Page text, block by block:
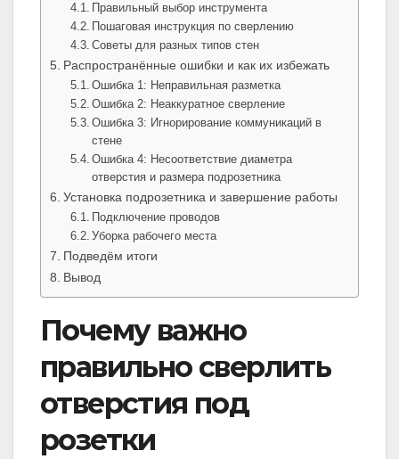
Правильный выбор инструмента
Пошаговая инструкция по сверлению
Советы для разных типов стен
Распространённые ошибки и как их избежать
Ошибка 1: Неправильная разметка
Ошибка 2: Неаккуратное сверление
Ошибка 3: Игнорирование коммуникаций в
стене
Ошибка 4: Несоответствие диаметра
отверстия и размера подрозетника
Установка подрозетника и завершение работы
Подключение проводов
Уборка рабочего места
Подведём итоги
Вывод
Почему важно
правильно сверлить
отверстия под
розетки